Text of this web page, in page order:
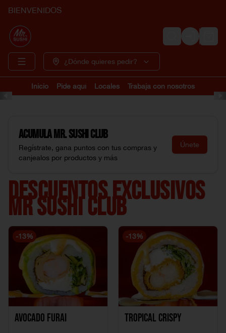
BIENVENIDOS
Login
¿Dónde quieres pedir?
Inicio Pide aquí Locales Trabaja con nosotros
AcumulaMr. Sushi Club
Regístrate, gana puntos con tus compras y
canjealos por productos y más
Únete
DESCUENTOS EXCLUSIVOS
MR SUSHI CLUB
-13%
Avocado Furai
-13%
Tropical crispy